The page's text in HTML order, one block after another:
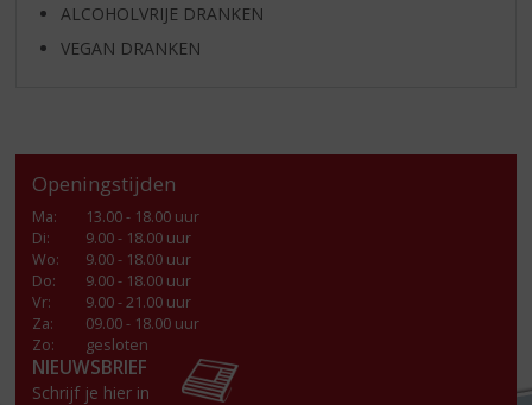
ALCOHOLVRIJE DRANKEN
VEGAN DRANKEN
Openingstijden
Ma:
13.00 - 18.00 uur
Di:
9.00 - 18.00 uur
Wo:
9.00 - 18.00 uur
Do:
9.00 - 18.00 uur
Vr:
9.00 - 21.00 uur
Za:
09.00 - 18.00 uur
Zo:
gesloten
NIEUWSBRIEF
Schrijf je hier in